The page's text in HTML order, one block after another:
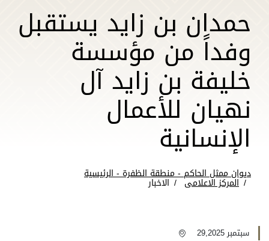
حمدان بن زايد يستقبل
وفداً من مؤسسة
خليفة بن زايد آل
نهيان للأعمال
الإنسانية
ديوان ممثل الحاكم - منطقة الظفرة - الرئيسية
المركز الاعلامى الاخبار
سبتمبر 29,2025